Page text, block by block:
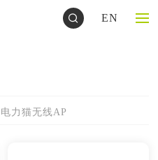
EN
电力猫无线AP